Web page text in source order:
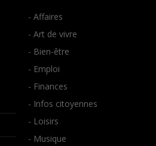
- Affaires
- Art de vivre
- Bien-être
- Emploi
- Finances
- Infos citoyennes
- Loisirs
- Musique